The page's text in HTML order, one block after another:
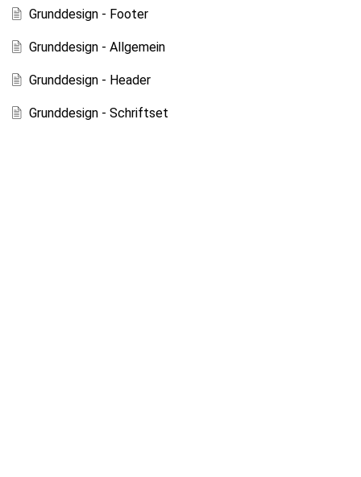
Grunddesign - Footer
Grunddesign - Allgemein
Grunddesign - Header
Grunddesign - Schriftset